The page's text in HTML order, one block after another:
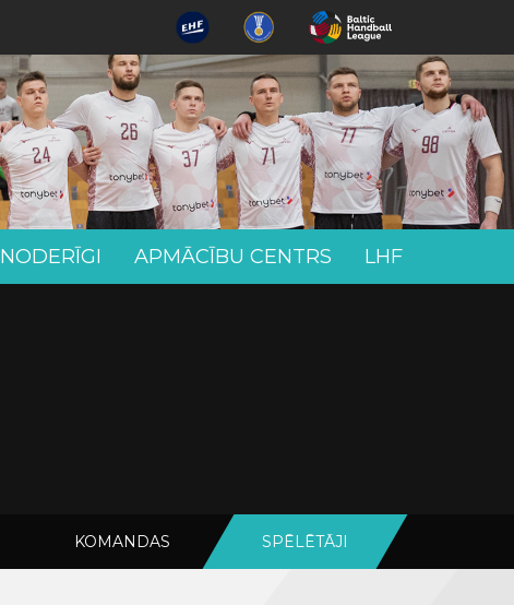
NODERĪGI APMĀCĪBU CENTRS LHF
KOMANDAS SPĒLĒTĀJI